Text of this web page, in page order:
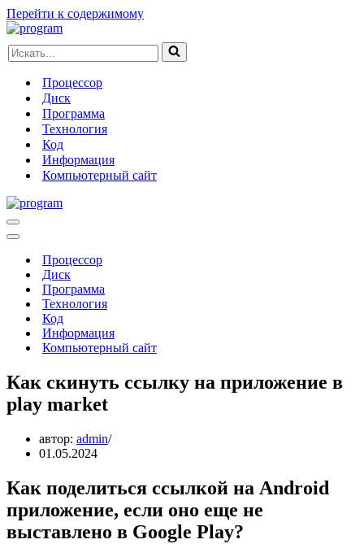
Перейти к содержимому
Искать...
Процессор
Диск
Программа
Технология
Код
Информация
Компьютерный сайт
Меню
навигации
Меню
навигацииПроцессор
Диск
Программа
Технология
Код
Информация
Компьютерный сайт
Как скинуть ссылку на приложение в
play market
автор: admin
01.05.2024
Как поделиться ссылкой на Android
приложение, если оно еще не
выставлено в Google Play?